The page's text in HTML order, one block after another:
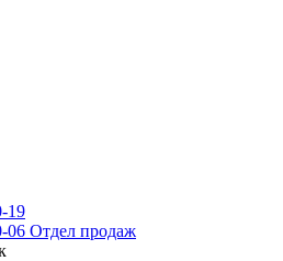
19
06 Отдел продаж